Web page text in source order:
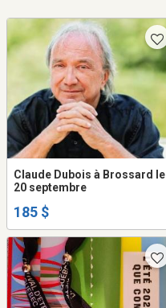
Claude Dubois à Brossard le
20 septembre
185 $